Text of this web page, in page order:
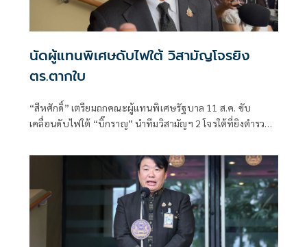
นัดผู้แทนพิเศษดับไฟใต้ วิสามัญโจรยิง
ตร.ตากใบ
“สีหศักดิ์”​ เตรียมถกคณะผู้แทน​พิเศษรัฐบาล​ 11 ส.ค. ขับ
เคลื่อนดับไฟใต้​ “บิ๊กราญ” นำทีมวิสามัญฯ 2 โจรใต้ที่ยิงตำรวจ